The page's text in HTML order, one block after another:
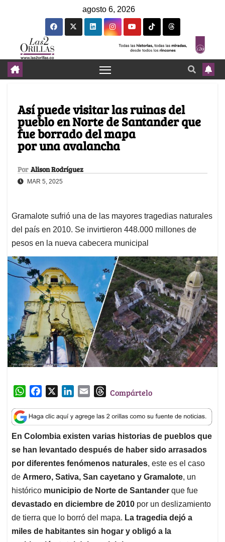
agosto 6, 2026
Así puede visitar las ruinas del
pueblo en Norte de Santander que
fue borrado del mapa
por una avalancha
Por Alison Rodríguez
MAR 5, 2025
Gramalote sufrió una de las mayores tragedias naturales
del país en 2010. Se invirtieron 448.000 millones de
pesos en la nueva cabecera municipal
W
a
t
s
A
p
p
c
e
b
o
o
k
n
k
e
d
I
n
a
i
T
r
e
a
d
s
Compártelo
En Colombia existen varias historias de pueblos que
se han levantado después de haber sido arrasados
por diferentes fenómenos naturales, este es el caso
de Armero, Sativa, San cayetano y Gramalote, un
histórico municipio de Norte de Santander que fue
devastado en diciembre de 2010 por un deslizamiento
de tierra que lo borró del mapa. La tragedia dejó a
miles de habitantes sin hogar y obligó a la